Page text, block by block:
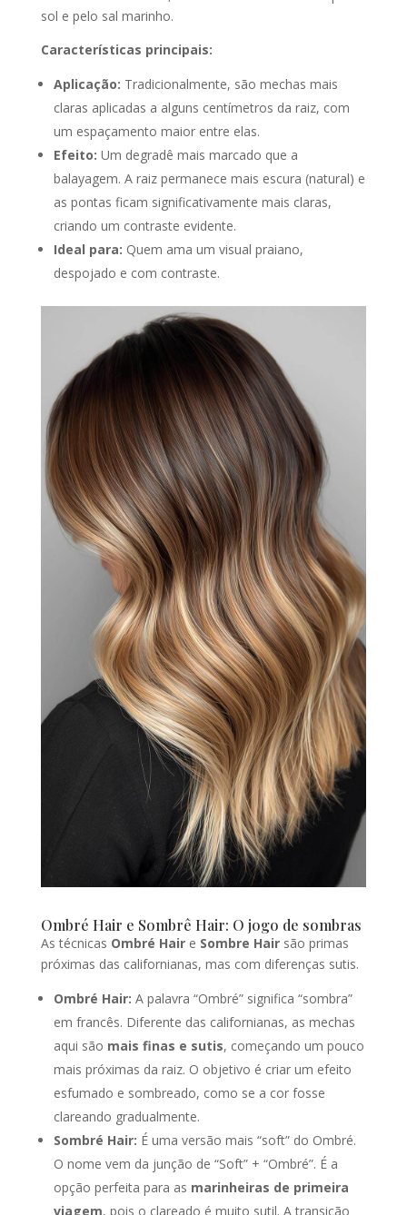
sol e pelo sal marinho.
Características principais:
Aplicação: Tradicionalmente, são mechas mais
claras aplicadas a alguns centímetros da raiz, com
um espaçamento maior entre elas.
Efeito: Um degradê mais marcado que a
balayagem. A raiz permanece mais escura (natural) e
as pontas ficam significativamente mais claras,
criando um contraste evidente.
Ideal para: Quem ama um visual praiano,
despojado e com contraste.
Ombré Hair e Sombrê Hair: O jogo de sombras
As técnicas Ombré Haire Sombre Hairsão primas
próximas das californianas, mas com diferenças sutis.
Ombré Hair: A palavra “Ombré” significa “sombra”
em francês. Diferente das californianas, as mechas
aqui são mais finas e sutis, começando um pouco
mais próximas da raiz. O objetivo é criar um efeito
esfumado e sombreado, como se a cor fosse
clareando gradualmente.
Sombré Hair: É uma versão mais “soft” do Ombré.
O nome vem da junção de “Soft” + “Ombré”. É a
opção perfeita para as marinheiras de primeira
viagem, pois o clareado é muito sutil. A transição